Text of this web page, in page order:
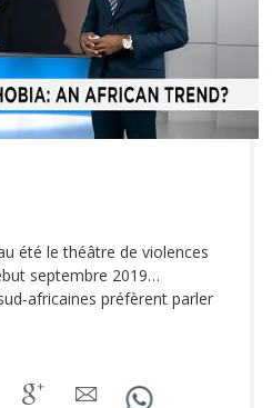
été le théâtre de violences
septembre 2019…
africaines préfèrent parler